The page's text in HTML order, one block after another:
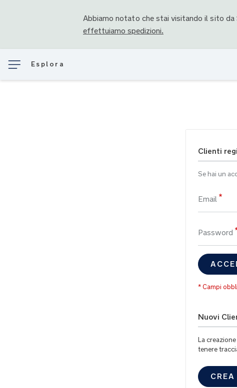
Abbiamo notato che stai visitando il sito da
effettuiamo spedizioni.
Esplora
Clienti
Se hai un
Email
Password
Nuovi
La
tenere